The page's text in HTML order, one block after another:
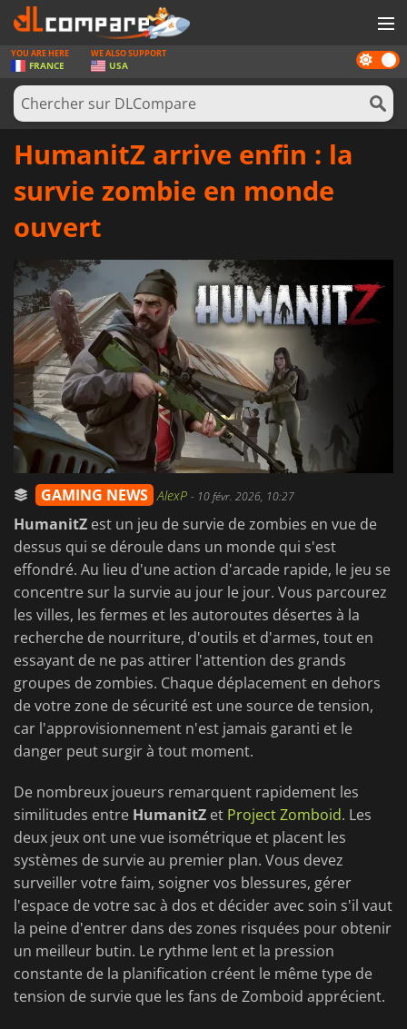
JEUX
CARTES PRÉPAYÉES
LOGICIELS
SE CONNECTER OU S'INSCRIRE
Dark
mode
YOU ARE HERE
FRANCE
WE ALSO SUPPORT
USA
HumanitZ arrive enfin : la
survie zombie en monde
ouvert
GAMING NEWS AlexP - 10 févr. 2026, 10:27
HumanitZ est un jeu de survie de zombies en vue de
dessus qui se déroule dans un monde qui s'est
effondré. Au lieu d'une action d'arcade rapide, le jeu se
concentre sur la survie au jour le jour. Vous parcourez
les villes, les fermes et les autoroutes désertes à la
recherche de nourriture, d'outils et d'armes, tout en
essayant de ne pas attirer l'attention des grands
groupes de zombies. Chaque déplacement en dehors
de votre zone de sécurité est une source de tension,
car l'approvisionnement n'est jamais garanti et le
danger peut surgir à tout moment.
De nombreux joueurs remarquent rapidement les
similitudes entre HumanitZ et Project Zomboid. Les
deux jeux ont une vue isométrique et placent les
systèmes de survie au premier plan. Vous devez
surveiller votre faim, soigner vos blessures, gérer
l'espace de votre sac à dos et décider avec soin s'il vaut
la peine d'entrer dans des zones risquées pour obtenir
un meilleur butin. Le rythme lent et la pression
constante de la planification créent le même type de
tension de survie que les fans de Zomboid apprécient.